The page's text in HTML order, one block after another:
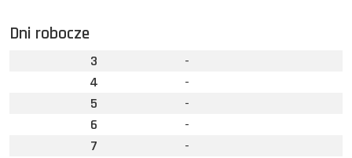
Dni robocze
3
-
4
-
5
-
6
-
7
-